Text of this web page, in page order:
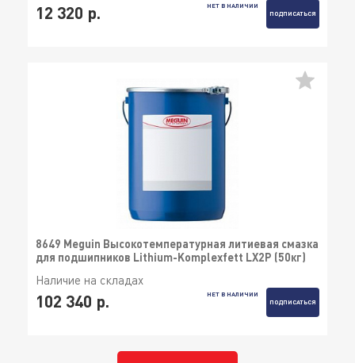
12 320 р.
НЕТ В НАЛИЧИИ
ПОДПИСАТЬСЯ
8649 Meguin Высокотемпературная литиевая смазка
для подшипников Lithium-Komplexfett LX2P (50кг)
Наличие на складах
102 340 р.
НЕТ В НАЛИЧИИ
ПОДПИСАТЬСЯ